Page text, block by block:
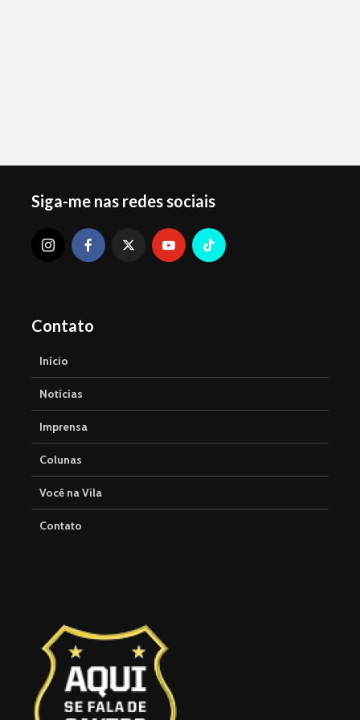
Siga-me nas redes sociais
Contato
Início
Notícias
Imprensa
Colunas
Você na Vila
Contato